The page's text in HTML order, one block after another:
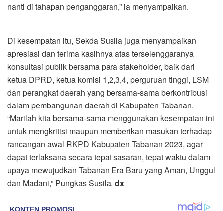
nanti di tahapan penganggaran,” ia menyampaikan.
Di kesempatan itu, Sekda Susila juga menyampaikan
apresiasi dan terima kasihnya atas terselenggaranya
konsultasi publik bersama para stakeholder, baik dari
ketua DPRD, ketua komisi 1,2,3,4, perguruan tinggi, LSM
dan perangkat daerah yang bersama-sama berkontribusi
dalam pembangunan daerah di Kabupaten Tabanan.
“Marilah kita bersama-sama menggunakan kesempatan ini
untuk mengkritisi maupun memberikan masukan terhadap
rancangan awal RKPD Kabupaten Tabanan 2023, agar
dapat terlaksana secara tepat sasaran, tepat waktu dalam
upaya mewujudkan Tabanan Era Baru yang Aman, Unggul
dan Madani,” Pungkas Susila. dx